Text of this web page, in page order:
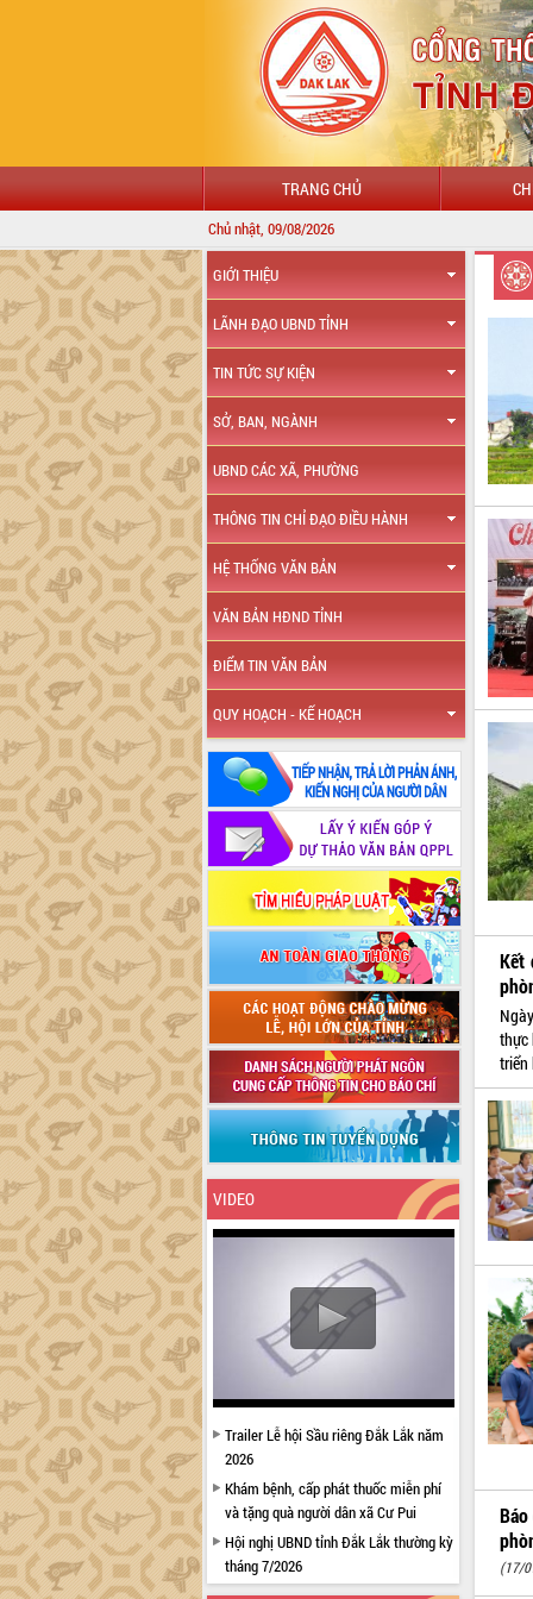
TRANG CHỦ
Chủ nhật, 09/08/2026
GIỚI THIỆU
LÃNH ĐẠO UBND TỈNH
TIN TỨC SỰ KIỆN
SỞ, BAN, NGÀNH
UBND CÁC XÃ, PHƯỜNG
THÔNG TIN CHỈ ĐẠO ĐIỀU HÀNH
HỆ THỐNG VĂN BẢN
VĂN BẢN HĐND TỈNH
ĐIỂM TIN VĂN BẢN
QUY HOẠCH - KẾ HOẠCH
VIDEO
Trailer Lễ hội Sầu riêng Đắk Lắk năm
2026
Khám bệnh, cấp phát thuốc miễn phí
và tặng quà người dân xã Cư Pui
Hội nghị UBND tỉnh Đắk Lắk thường kỳ
tháng 7/2026
Kết
thực
triển
(17/